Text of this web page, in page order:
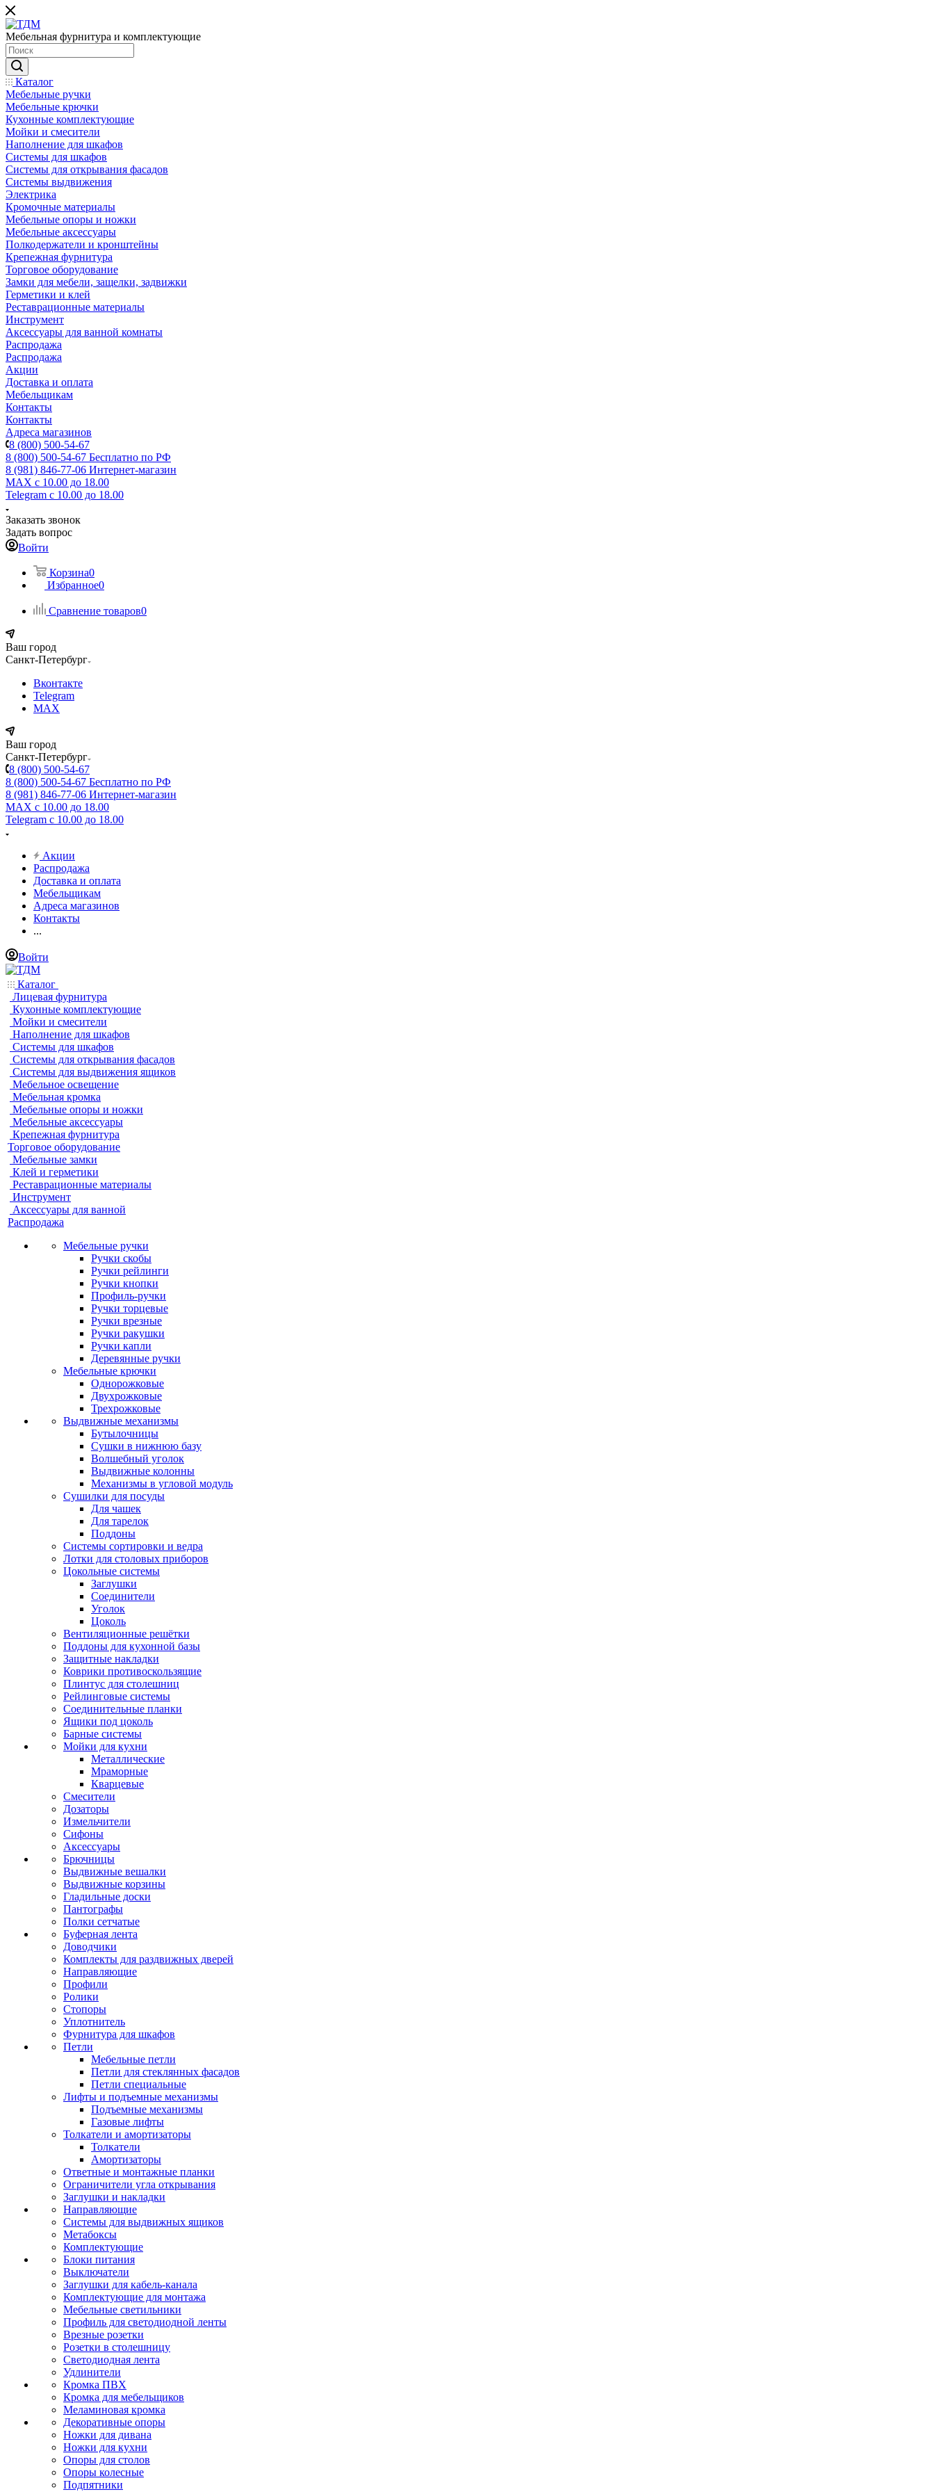
Мебельная фурнитура и комплектующие
Каталог
Мебельные ручки
Мебельные крючки
Кухонные комплектующие
Мойки и смесители
Наполнение для шкафов
Cистемы для шкафов
Системы для открывания фасадов
Системы выдвижения
Электрика
Кромочные материалы
Мебельные опоры и ножки
Мебельные аксессуары
Полкодержатели и кронштейны
Крепежная фурнитура
Торговое оборудование
Замки для мебели, защелки, задвижки
Герметики и клей
Реставрационные материалы
Инструмент
Аксессуары для ванной комнаты
Распродажа
Распродажа
Акции
Доставка и оплата
Мебельщикам
Контакты
Контакты
Адреса магазинов
8 (800) 500-54-67
8 (800) 500-54-67 Бесплатно по РФ
8 (981) 846-77-06 Интернет-магазин
MAX с 10.00 до 18.00
Telegram с 10.00 до 18.00
Заказать звонок
Задать вопрос
Войти
Корзина0
Избранное0
Сравнение товаров0
Ваш город
Санкт-Петербург
Вконтакте
Telegram
MAX
Ваш город
Санкт-Петербург
8 (800) 500-54-67
8 (800) 500-54-67 Бесплатно по РФ
8 (981) 846-77-06 Интернет-магазин
MAX с 10.00 до 18.00
Telegram с 10.00 до 18.00
Акции
Распродажа
Доставка и оплата
Мебельщикам
Адреса магазинов
Контакты
...
Войти
Каталог
Лицевая фурнитура
Кухонные комплектующие
Мойки и смесители
Наполнение для шкафов
Системы для шкафов
Системы для открывания фасадов
Системы для выдвижения ящиков
Мебельное освещение
Мебельная кромка
Мебельные опоры и ножки
Мебельные аксессуары
Крепежная фурнитура
Торговое оборудование
Мебельные замки
Клей и герметики
Реставрационные материалы
Инструмент
Аксессуары для ванной
Распродажа
Мебельные ручки
Ручки скобы
Ручки рейлинги
Ручки кнопки
Профиль-ручки
Ручки торцевые
Ручки врезные
Ручки ракушки
Ручки капли
Деревянные ручки
Мебельные крючки
Однорожковые
Двухрожковые
Трехрожковые
Выдвижные механизмы
Бутылочницы
Сушки в нижнюю базу
Волшебный уголок
Выдвижные колонны
Механизмы в угловой модуль
Сушилки для посуды
Для чашек
Для тарелок
Поддоны
Системы сортировки и ведра
Лотки для столовых приборов
Цокольные системы
Заглушки
Соединители
Уголок
Цоколь
Вентиляционные решётки
Поддоны для кухонной базы
Защитные накладки
Коврики противоскользящие
Плинтус для столешниц
Рейлинговые системы
Соединительные планки
Ящики под цоколь
Барные системы
Мойки для кухни
Металлические
Мраморные
Кварцевые
Смесители
Дозаторы
Измельчители
Сифоны
Аксессуары
Брючницы
Выдвижные вешалки
Выдвижные корзины
Гладильные доски
Пантографы
Полки сетчатые
Буферная лента
Доводчики
Комплекты для раздвижных дверей
Направляющие
Профили
Ролики
Стопоры
Уплотнитель
Фурнитура для шкафов
Петли
Мебельные петли
Петли для стеклянных фасадов
Петли специальные
Лифты и подъемные механизмы
Подъемные механизмы
Газовые лифты
Толкатели и амортизаторы
Толкатели
Амортизаторы
Ответные и монтажные планки
Ограничители угла открывания
Заглушки и накладки
Направляющие
Системы для выдвижных ящиков
Метабоксы
Комплектующие
Блоки питания
Выключатели
Заглушки для кабель-канала
Комплектующие для монтажа
Мебельные светильники
Профиль для светодиодной ленты
Врезные розетки
Розетки в столешницу
Светодиодная лента
Удлинители
Кромка ПВХ
Кромка для мебельщиков
Меламиновая кромка
Декоративные опоры
Ножки для дивана
Ножки для кухни
Опоры для столов
Опоры колесные
Подпятники